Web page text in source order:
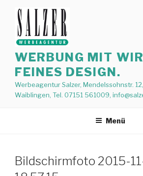
Inhalt
springen
WERBUNG MIT
FEINES DESIGN.
Werbeagentur Salzer, Mendelssohnstr.
Waiblingen, Tel. 07151 561009,
Menü
Bildschirmfoto 2015-